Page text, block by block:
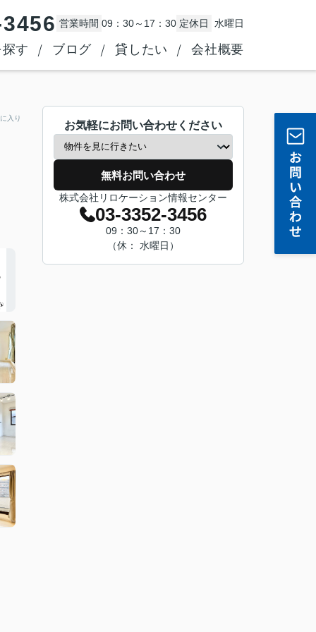
営業時間 09：30～17：30 定休日 水曜日
す ブログ 貸したい 会社概要
入り
お気軽にお問い合わせください
無料お問い合わせ
株式会社リロケーション情報センター
03-3352-3456
09：30～17：30
（休： 水曜日）